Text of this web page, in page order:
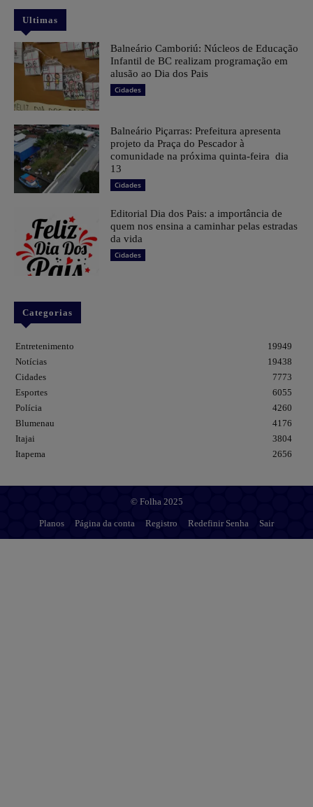
Ultimas
Balneário Camboriú: Núcleos de Educação
Infantil de BC realizam programação em
alusão ao Dia dos Pais
Cidades
Balneário Piçarras: Prefeitura apresenta
projeto da Praça do Pescador à
comunidade na próxima quinta-feira dia
13
Cidades
Editorial Dia dos Pais: a importância de
quem nos ensina a caminhar pelas estradas
da vida
Cidades
Categorias
Entretenimento
19949
Notícias
19438
Cidades
7773
Esportes
6055
Polícia
4260
Blumenau
4176
Itajai
3804
Itapema
2656
© Folha 2025
Planos Página da conta Registro Redefinir Senha Sair